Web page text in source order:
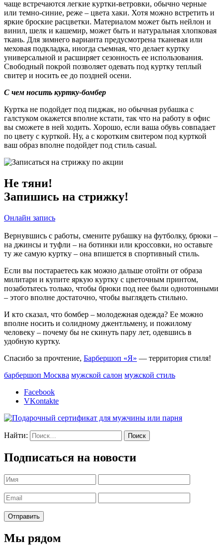
чаще встречаются легкие куртки-ветровки, обычно черные
или темно-синие, реже – цвета хаки. Хотя можно встретить и
яркие броские расцветки. Материалом может быть нейлон и
винил, шелк и кашемир, может быть и натуральная хлопковая
ткань. Для зимнего варианта предусмотрена тканевая или
меховая подкладка, иногда съемная, что делает куртку
универсальной и расширяет сезонность ее использования.
Свободный покрой позволяет одевать под куртку теплый
свитер и носить ее до поздней осени.
С чем носить куртку-бомбер
Куртка не подойдет под пиджак, но обычная рубашка с
галстуком окажется вполне кстати, так что на работу в офис
вы сможете в ней ходить. Хорошо, если ваша обувь совпадает
по цвету с курткой. Ну, а с коротким свитером под курткой
ваш образ вполне подойдет под стиль casual.
Не тяни!
Запишись на стрижку!
Онлайн запись
Вернувшись с работы, смените рубашку на футболку, брюки –
на джинсы и туфли – на ботинки или кроссовки, но оставьте
ту же самую куртку – она впишется в спортивный стиль.
Если вы постараетесь как можно дальше отойти от образа
милитари и купите яркую куртку с цветочным принтом,
позаботьтесь только, чтобы брюки под нее были однотонными
– этого вполне достаточно, чтобы выглядеть стильно.
И кто сказал, что бомбер – молодежная одежда? Ее можно
вполне носить и солидному джентльмену, и пожилому
человеку – почему бы не скинуть пару лет, одевшись в
удобную куртку.
Спасибо за прочтение, Барбершоп «Я» — территория стиля!
барбершоп Москва мужской салон мужской стиль
Facebook
VKontakte
Найти:
Подписаться на новости
Мы рядом